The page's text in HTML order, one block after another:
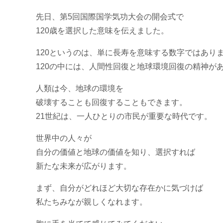
先日、第5回国際国学気功大会の開会式で
120歳を選択した意味を伝えました。
120というのは、単に長寿を意味する数字ではありま
120の中には、人間性回復と地球環境回復の精神があ
人類は今、地球の環境を
破壊することも回復することもできます。
21世紀は、一人ひとりの市民が重要な時代です。
世界中の人々が
自分の価値と地球の価値を知り、選択すれば
新たな未来が広がります。
まず、自分がどれほど大切な存在かに気づけば
私たちみなが親しくなれます。